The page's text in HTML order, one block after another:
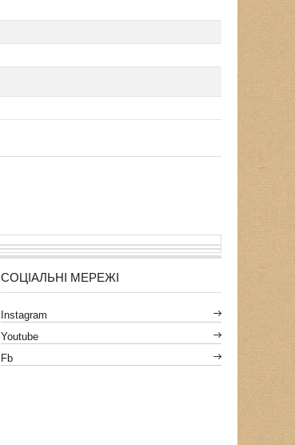
СОЦІАЛЬНІ МЕРЕЖІ
Instagram
Youtube
Fb